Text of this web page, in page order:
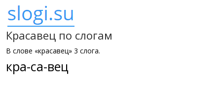
Красавец по слогам
В слове «красавец» 3 слога.
кра-са-вец